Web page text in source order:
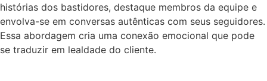
histórias dos bastidores, destaque membros da equipe e
envolva-se em conversas autênticas com seus seguidores.
Essa abordagem cria uma conexão emocional que pode
se traduzir em lealdade do cliente.